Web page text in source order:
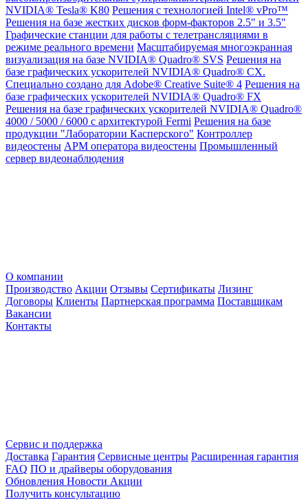
NVIDIA® Tesla® K80 Решения с технологией Intel® vPro™
Решения на базе жестких дисков форм-факторов 2.5" и 3.5"
Графические станции для работы с телетрансляциями в
режиме реального времени Масштабируемая многоэкранная
визуализация на базе NVIDIA® Quadro® SVS Решения на
базе графических ускорителей NVIDIA® Quadro® CX.
Специально создано для Adobe® Creative Suite® 4 Решения на
базе графических ускорителей NVIDIA® Quadro® FX
Решения на базе графических ускорителей NVIDIA® Quadro®
4000 / 5000 / 6000 с архитектурой Fermi Решения на базе
продукции "Лаборатории Касперского" Контроллер
видеостены АРМ оператора видеостены Промышленный
сервер видеонаблюдения
О компании
Производство Акции Отзывы Сертификаты Лизинг
Договоры Клиенты Партнерская программа Поставщикам
Вакансии
Контакты
Сервис и поддержка
Доставка Гарантия Сервисные центры Расширенная гарантия
FAQ ПО и драйверы оборудования
Обновления Новости Акции
Получить консультацию